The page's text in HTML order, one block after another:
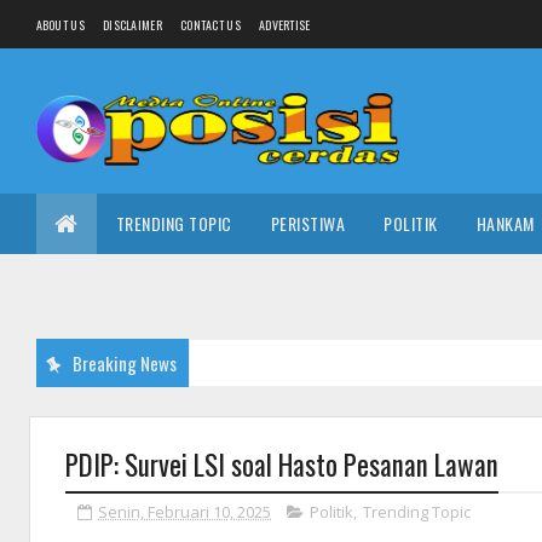
ABOUT US DISCLAIMER CONTACT US ADVERTISE
TRENDING TOPIC PERISTIWA POLITIK HANKAM
Breaking News
PDIP: Survei LSI soal Hasto Pesanan Lawan
Senin, Februari 10, 2025 Politik, Trending Topic